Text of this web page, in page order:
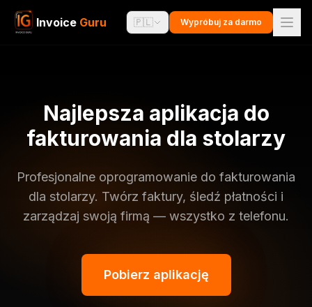
Invoice Guru 🇵🇱 Wypróbuj za darmo
Najlepsza aplikacja do
fakturowania dla stolarzy
Profesjonalne oprogramowanie do fakturowania
dla stolarzy. Twórz faktury, śledź płatności i
zarządzaj swoją firmą — wszystko z telefonu.
Pobierz aplikację